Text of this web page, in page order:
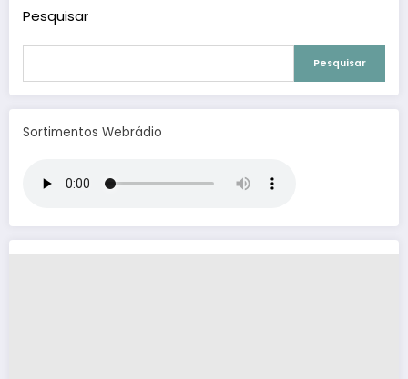
Pesquisar
Pesquisar
Sortimentos Webrádio